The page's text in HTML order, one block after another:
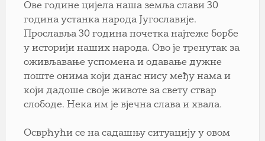
Ове године цијела наша земља слави 30
година устанка народа Југославије.
Прославља 30 година почетка најтеже борбе
у историји наших народа. Ово је тренутак за
оживљавање успомена и одавање дужне
поште онима који данас нису међу нама и
који дадоше своје животе за свету ствар
слободе. Нека им је вјечна слава и хвала.
Осврћући се на садашњу ситуацију у овом